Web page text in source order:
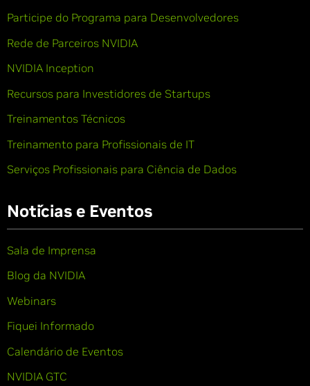
Participe do Programa para Desenvolvedores
Rede de Parceiros NVIDIA
NVIDIA Inception
Recursos para Investidores de Startups
Treinamentos Técnicos
Treinamento para Profissionais de IT
Serviços Profissionais para Ciência de Dados
Notícias e Eventos
Sala de Imprensa
Blog da NVIDIA
Webinars
Fiquei Informado
Calendário de Eventos
NVIDIA GTC